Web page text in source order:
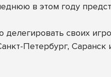
в этом году
своих
Петербург, Саранск